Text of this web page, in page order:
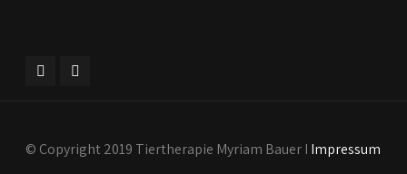
© Copyright 2019 Tiertherapie Myriam Bauer I Impressum